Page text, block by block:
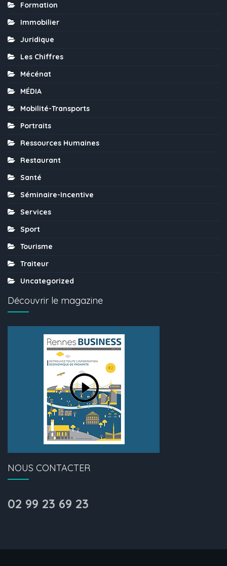
Formation
Immobilier
Juridique
Les Chiffres
Mécénat
MÉDIA
Mobilité-Transports
Portraits
Ressources Humaines
Restaurant
Santé
Séminaire-Incentive
Services
Sport
Tourisme
Traiteur
Uncategorized
Découvrir le magazine
NOUS CONTACTER
02 99 23 69 23